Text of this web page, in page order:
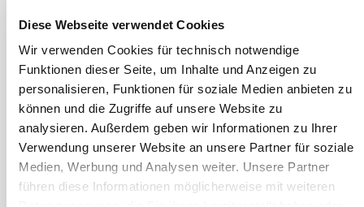
Diese Webseite verwendet Cookies
Wir verwenden Cookies für technisch notwendige
Funktionen dieser Seite, um Inhalte und Anzeigen zu
personalisieren, Funktionen für soziale Medien anbieten zu
können und die Zugriffe auf unsere Website zu
analysieren. Außerdem geben wir Informationen zu Ihrer
Verwendung unserer Website an unsere Partner für soziale
Medien, Werbung und Analysen weiter. Unsere Partner
führen diese Informationen möglicherweise mit weiteren
Windschutznetz mit Ösen
Windschutznetz mit Keder
PVC Lamellen für Pferdeställe
Windschutznetz Meterware
Rollvorhang-Systeme
Schiebevorhang
Windnetzrecher
SIMAtex-Windschutznetze
Windschutznetze für Carports und Terrassen